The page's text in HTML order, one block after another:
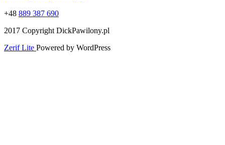
+48 889 387 690
2017 Copyright DickPawilony.pl
Zerif Lite Powered by WordPress